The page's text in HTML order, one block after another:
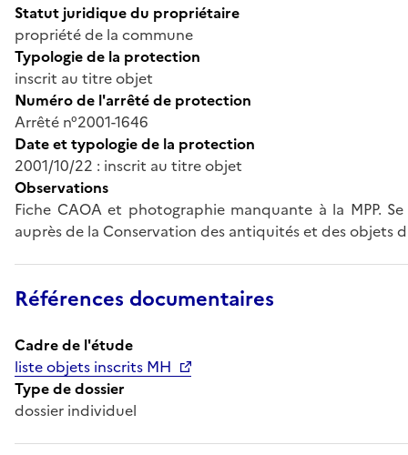
Statut juridique du propriétaire
propriété de la commune
Typologie de la protection
inscrit au titre objet
Numéro de l'arrêté de protection
Arrêté n°2001-1646
Date et typologie de la protection
2001/10/22 : inscrit au titre objet
Observations
Fiche CAOA et photographie manquante à la MPP. Se
auprès de la Conservation des antiquités et des objets
Références documentaires
Cadre de l'étude
liste objets inscrits MH
Type de dossier
dossier individuel